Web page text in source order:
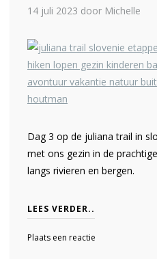
14 juli 2023 door Michelle
Dag 3 op de juliana trail in
met ons gezin in de
langs rivieren en bergen.
LEES VERDER..
Plaats een reactie